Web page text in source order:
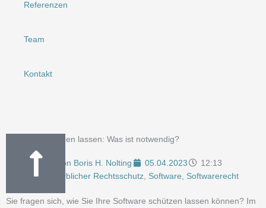
Referenzen
Team
Kontakt
Software schützen lassen: Was ist notwendig?
Von Boris H. Nolting 05.04.2023
12:13
Gewerblicher Rechtsschutz, Software Softwarerecht
Sie fragen sich, wie Sie Ihre Software schützen lassen können? Im